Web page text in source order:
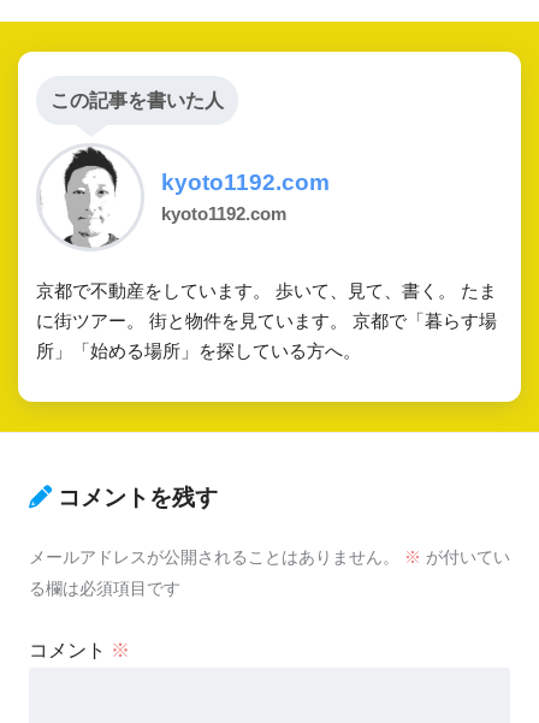
この記事を書いた人
kyoto1192.com
kyoto1192.com
京都で不動産をしています。 歩いて、見て、書く。 たま
に街ツアー。 街と物件を見ています。 京都で「暮らす場
所」「始める場所」を探している方へ。
コメントを残す
メールアドレスが公開されることはありません。 ※ が付いてい
る欄は必須項目です
コメント ※